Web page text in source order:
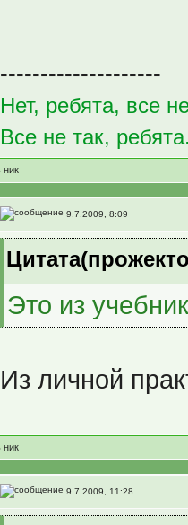
--------------------
Нет, ребята, все
Все не так,
9.7.2009, 8:09
Это из
Из личной
9.7.2009, 11:28